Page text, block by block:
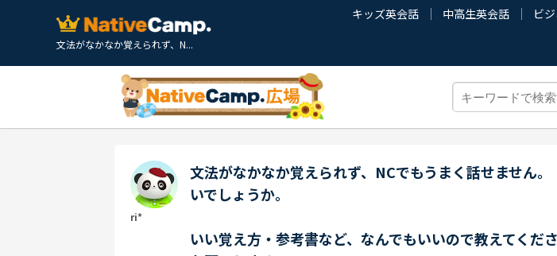
文法がなかなか覚えられず、N...
キッズ英会話 中高生英会話 ビ
ri*
文法がなかなか覚えられず、NCでもうまく話せません
いでしょうか。
いい覚え方・参考書など、なんでもいいので教えてくださ